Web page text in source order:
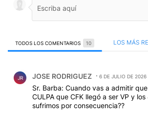
TODOS LOS COMENTARIOS 10 LOS MÁS
JR JOSE RODRIGUEZ 6 DE JULIO DE 2026
Sr. Barba: Cuando vas a admitir
CULPA que CFK llegó a ser VP y
sufrimos por consecuencia??